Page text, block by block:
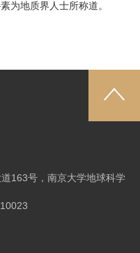
为地质界人士所称道。
163号，南京大学地球科学